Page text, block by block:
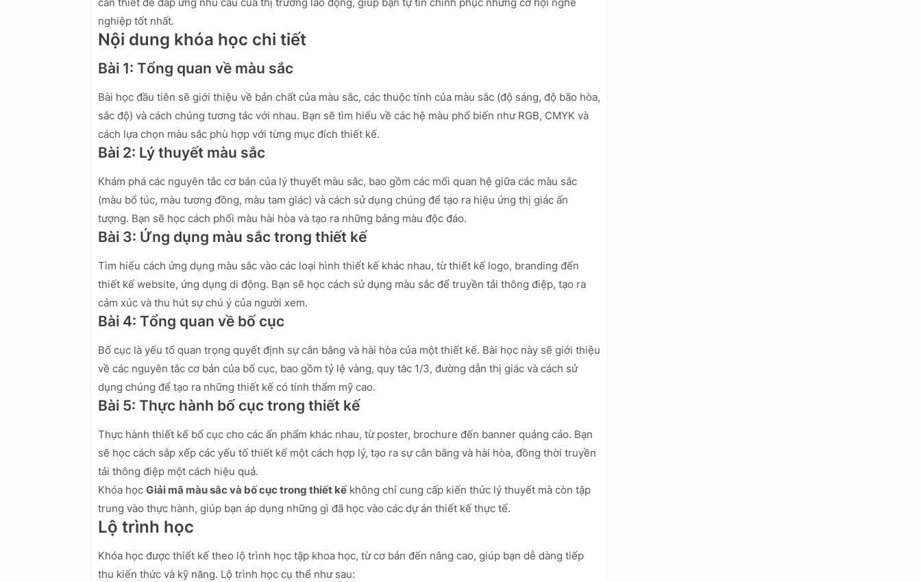
cần thiết để đáp ứng nhu cầu của thị trường lao động, giúp bạn tự tin chinh phục những cơ hội nghề
nghiệp tốt nhất.
Nội dung khóa học chi tiết
Bài 1: Tổng quan về màu sắc
Bài học đầu tiên sẽ giới thiệu về bản chất của màu sắc, các thuộc tính của màu sắc (độ sáng, độ bão hòa,
sắc độ) và cách chúng tương tác với nhau. Bạn sẽ tìm hiểu về các hệ màu phổ biến như RGB, CMYK và
cách lựa chọn màu sắc phù hợp với từng mục đích thiết kế.
Bài 2: Lý thuyết màu sắc
Khám phá các nguyên tắc cơ bản của lý thuyết màu sắc, bao gồm các mối quan hệ giữa các màu sắc
(màu bổ túc, màu tương đồng, màu tam giác) và cách sử dụng chúng để tạo ra hiệu ứng thị giác ấn
tượng. Bạn sẽ học cách phối màu hài hòa và tạo ra những bảng màu độc đáo.
Bài 3: Ứng dụng màu sắc trong thiết kế
Tìm hiểu cách ứng dụng màu sắc vào các loại hình thiết kế khác nhau, từ thiết kế logo, branding đến
thiết kế website, ứng dụng di động. Bạn sẽ học cách sử dụng màu sắc để truyền tải thông điệp, tạo ra
cảm xúc và thu hút sự chú ý của người xem.
Bài 4: Tổng quan về bố cục
Bố cục là yếu tố quan trọng quyết định sự cân bằng và hài hòa của một thiết kế. Bài học này sẽ giới thiệu
về các nguyên tắc cơ bản của bố cục, bao gồm tỷ lệ vàng, quy tắc 1/3, đường dẫn thị giác và cách sử
dụng chúng để tạo ra những thiết kế có tính thẩm mỹ cao.
Bài 5: Thực hành bố cục trong thiết kế
Thực hành thiết kế bố cục cho các ấn phẩm khác nhau, từ poster, brochure đến banner quảng cáo. Bạn
sẽ học cách sắp xếp các yếu tố thiết kế một cách hợp lý, tạo ra sự cân bằng và hài hòa, đồng thời truyền
tải thông điệp một cách hiệu quả.
Khóa học Giải mã màu sắc và bố cục trong thiết kếkhông chỉ cung cấp kiến thức lý thuyết mà còn tập
trung vào thực hành, giúp bạn áp dụng những gì đã học vào các dự án thiết kế thực tế.
Lộ trình học
Khóa học được thiết kế theo lộ trình học tập khoa học, từ cơ bản đến nâng cao, giúp bạn dễ dàng tiếp
thu kiến thức và kỹ năng. Lộ trình học cụ thể như sau: